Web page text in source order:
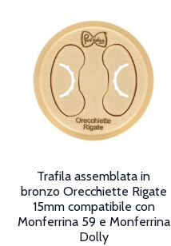
varianti.
Le
opzioni
possono
essere
scelte
nella
pagina
del
Trafila assemblata in
bronzo Orecchiette Rigate
15mm compatibile con
Monferrina 59 e Monferrina
Dolly